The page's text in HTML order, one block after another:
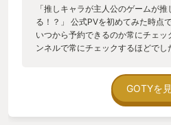
「推しキャラが主人公のゲームが
る！？」 公式PVを初めてみた時点
いつから予約できるのか常にチェッ
ンネルで常にチェックするほどでし
ズ、ブラッドステインド:カース・
てきて、インティ・クリエイツの
高さはすでに知ってましたので、も
GOTYを